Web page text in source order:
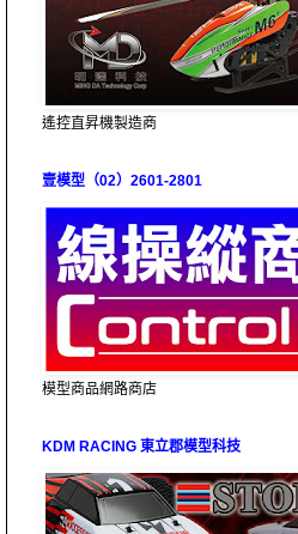
遙控直昇機製造商
壹模型（02）2601-2801
模型商品網路商店
KDM RACING 東立郡模型科技